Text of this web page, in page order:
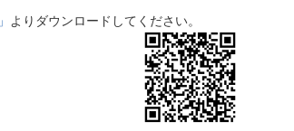
よりダウンロードしてください。